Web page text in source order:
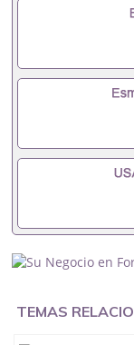
福，OFFER，
请学校、转学
校，专业，学
排。 国内找工
毕业证成绩单
外需要办理什
的毕业证会查
什么材料
拿不到毕业证
业怎么办理毕
因为中途辍学
否因为递交材
因没正常毕业
工作没有文凭
551190476国
TEMAS